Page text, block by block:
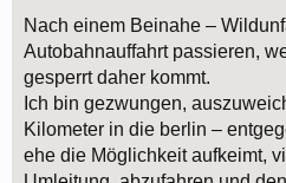
Nach einem Beinahe –
Autobahnauffahrt passieren,
gesperrt daher kommt.
Ich bin gezwungen,
Kilometer in die berlin –
ehe die Möglichkeit aufkeimt,